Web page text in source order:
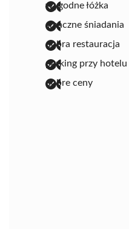
wygodne łóżka
smaczne śniadania
dobra restauracja
parking przy hotelu
dobre ceny